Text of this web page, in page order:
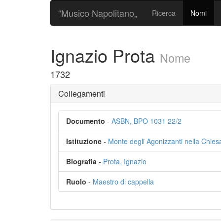
“Musico Napolitano„ Ricerca Nomi
Ignazio Prota Nome
1732
Collegamenti
Documento - ASBN, BPO 1031 22/2
Istituzione - Monte degli Agonizzanti nella
Biografia - Prota, Ignazio
Ruolo - Maestro di cappella